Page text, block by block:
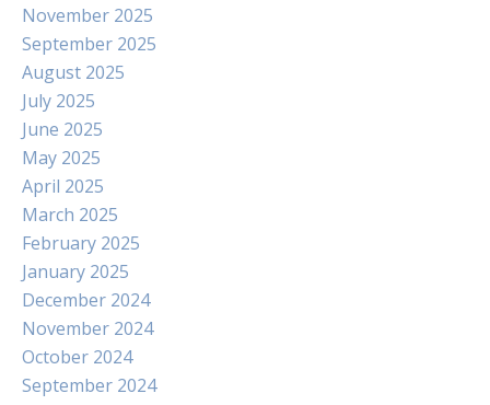
November 2025
September 2025
August 2025
July 2025
June 2025
May 2025
April 2025
March 2025
February 2025
January 2025
December 2024
November 2024
October 2024
September 2024